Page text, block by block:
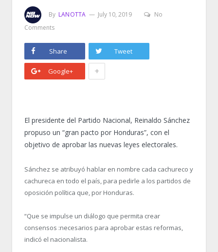
By LANOTTA July 10, 2019
No
Comments
Share Tweet
Google+ +
El presidente del Partido Nacional, Reinaldo Sánchez
propuso un “gran pacto por Honduras”, con el
objetivo de aprobar las nuevas leyes electorales.
Sánchez se atribuyó hablar en nombre cada cachureco y
cachureca en todo el país, para pedirle a los partidos de
oposición política que, por Honduras.
“Que se impulse un diálogo que permita crear
consensos :necesarios para aprobar estas reformas,
indicó el nacionalista.